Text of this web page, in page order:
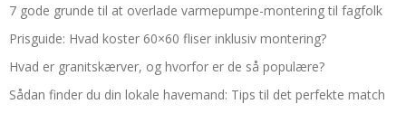
7 gode grunde til at overlade varmepumpe-montering til fagfolk
Prisguide: Hvad koster 60×60 fliser inklusiv montering?
Hvad er granitskærver, og hvorfor er de så populære?
Sådan finder du din lokale havemand: Tips til det perfekte match